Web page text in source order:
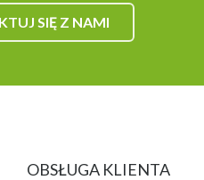
SIĘ Z NAMI
OBSŁUGA KLIENTA